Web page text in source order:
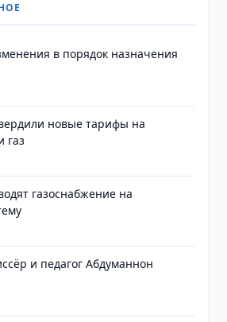
в порядок назначения
новые тарифы на
газ
газоснабжение на
и педагог Абдуманнон